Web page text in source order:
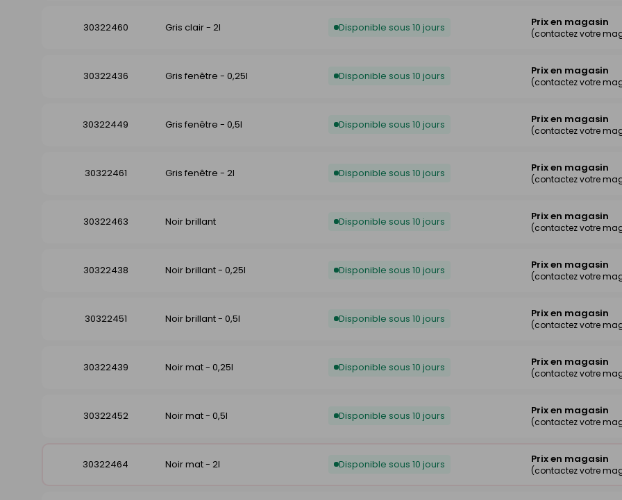
30322460 Gris clair - 2l Disponible sous 10 jours Prix en magasin
(contactez votre
30322436 Gris fenêtre - 0,25l Disponible sous 10 jours Prix en magasin
(contactez votre
30322449 Gris fenêtre - 0,5l Disponible sous 10 jours Prix en magasin
(contactez votre
30322461 Gris fenêtre - 2l Disponible sous 10 jours Prix en magasin
(contactez votre
30322463 Noir brillant Disponible sous 10 jours Prix en magasin
(contactez votre
30322438 Noir brillant - 0,25l Disponible sous 10 jours Prix en magasin
(contactez votre
30322451 Noir brillant - 0,5l Disponible sous 10 jours Prix en magasin
(contactez votre
30322439 Noir mat - 0,25l Disponible sous 10 jours Prix en magasin
(contactez votre
30322452 Noir mat - 0,5l Disponible sous 10 jours Prix en magasin
(contactez votre
30322464 Noir mat - 2l Disponible sous 10 jours Prix en magasin
(contactez votre